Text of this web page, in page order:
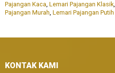
Pajangan Kaca, Lemari Pajangan Klasik,
Pajangan Murah, Lemari Pajangan Putih
KONTAK KAMI